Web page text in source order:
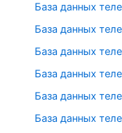
База данных
База данных
База данных
База данных
База данных
База данных